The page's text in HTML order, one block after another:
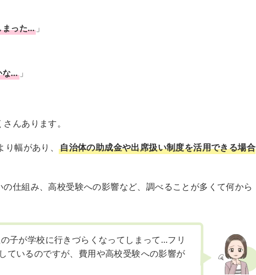
まった… 」
な…」
んあります。
り幅があり、自治体の助成金や出席扱い制度を活用できる場合
仕組み、高校受験への影響など、調べることが多くて何から
子が学校に行きづらくなってしまって…フリ
ているのですが、費用や高校受験への影響が